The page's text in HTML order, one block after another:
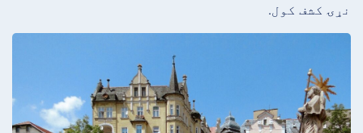
نړۍ کشف کول.